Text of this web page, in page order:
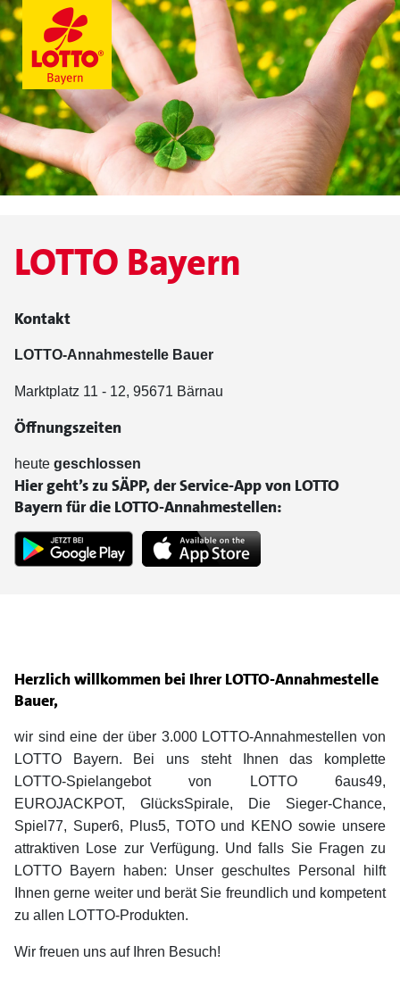
Herzlich willkommen bei Ihrer LOTTO-Annahmestelle
Bauer,
wir sind eine der über 3.000 LOTTO-Annahmestellen von
LOTTO Bayern. Bei uns steht Ihnen das komplette
LOTTO-Spielangebot von LOTTO 6aus49,
EUROJACKPOT, GlücksSpirale, Die Sieger-Chance,
Spiel77, Super6, Plus5, TOTO und KENO sowie unsere
attraktiven Lose zur Verfügung. Und falls Sie Fragen zu
LOTTO Bayern haben: Unser geschultes Personal hilft
Ihnen gerne weiter und berät Sie freundlich und kompetent
zu allen LOTTO-Produkten.
Wir freuen uns auf Ihren Besuch!
LOTTO Bayern
Kontakt
LOTTO-Annahmestelle Bauer
Marktplatz 11 - 12, 95671 Bärnau
Öffnungszeiten
heute geschlossen
Hier geht’s zu SÄPP, der Service-App von LOTTO
Bayern für die LOTTO-Annahmestellen: